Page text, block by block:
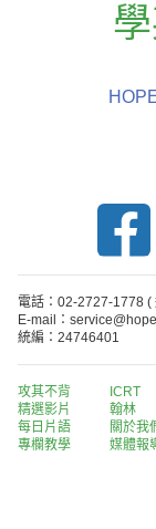
電話：02-2727-1778 (
E-mail：
統編：24746401
攻其不背
精選影片
每日片語
專欄教學
ICRT
翰林
關於我
媒體報